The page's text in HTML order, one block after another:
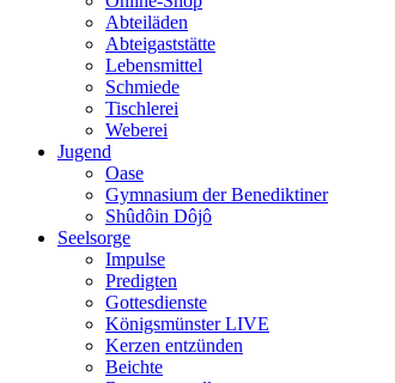
Abteiläden
Abteigaststätte
Lebensmittel
Schmiede
Tischlerei
Weberei
Jugend
Oase
Gymnasium der Benediktiner
Shûdôin Dôjô
Seelsorge
Impulse
Predigten
Gottesdienste
Königsmünster LIVE
Kerzen entzünden
Beichte